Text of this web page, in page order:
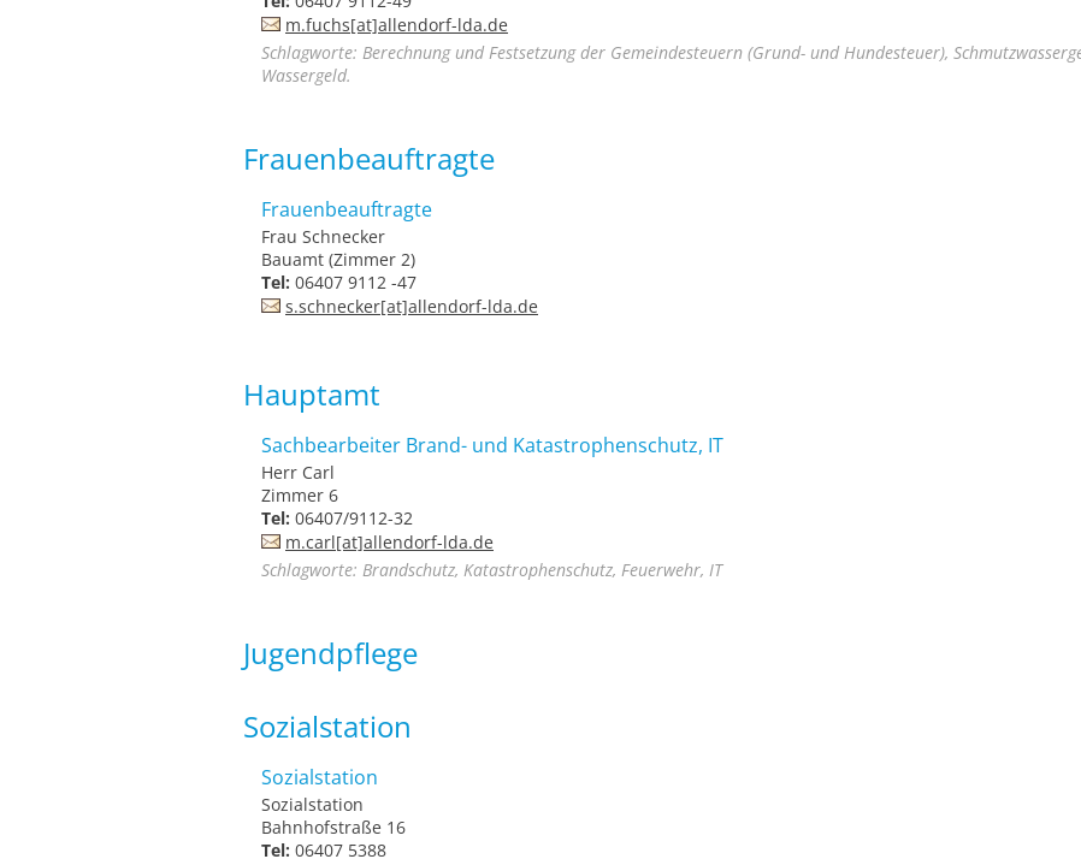
m.fuchs[at]allendorf-lda.de
Schlagworte: Berechnung und Festsetzung der Gemeindesteuern (Grund- und Hundesteuer),
Wassergeld.
Frauenbeauftragte
Frauenbeauftragte
Frau Schnecker
Bauamt (Zimmer 2)
Tel: 06407 9112 -47
s.schnecker[at]allendorf-lda.de
Hauptamt
Sachbearbeiter Brand- und Katastrophenschutz, IT
Herr Carl
Zimmer 6
Tel: 06407/9112-32
m.carl[at]allendorf-lda.de
Schlagworte: Brandschutz, Katastrophenschutz, Feuerwehr, IT
Jugendpflege
Sozialstation
Sozialstation
Sozialstation
Bahnhofstraße 16
Tel: 06407 5388